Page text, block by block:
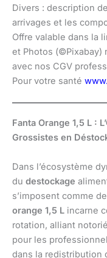
Divers : description
arrivages et les
Offre valable dans la
et Photos (©Pixabay)
avec nos CGV
Pour votre santé
Fanta Orange 1,5 L :
Grossistes en
Dans l’écosystème
du destockage
s’imposent comme
orange 1,5 L incarne
rotation, alliant
pour les
dans la redistribution